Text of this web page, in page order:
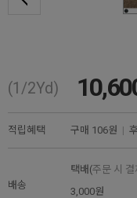
(1/2Yd)
적립혜택 구매 106원 |
배송
택배(주문 시 결
3,000원